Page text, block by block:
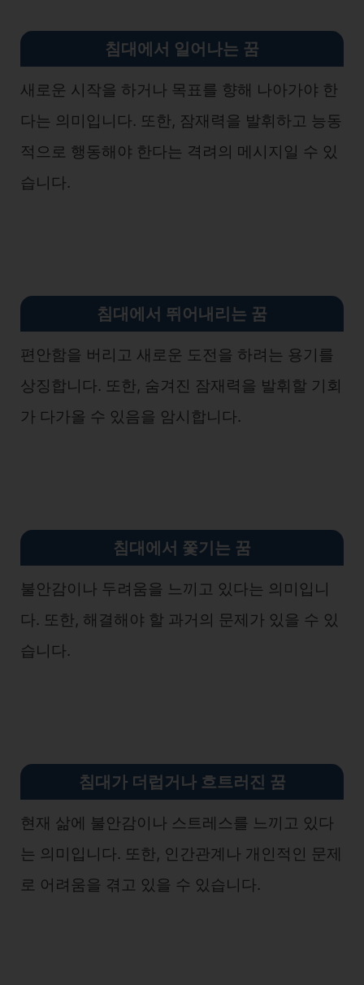
침대에서 일어나는 꿈
새로운 시작을 하거나 목표를 향해 나아가야 한
다는 의미입니다. 또한, 잠재력을 발휘하고 능동
적으로 행동해야 한다는 격려의 메시지일 수 있
습니다.
침대에서 뛰어내리는 꿈
편안함을 버리고 새로운 도전을 하려는 용기를
상징합니다. 또한, 숨겨진 잠재력을 발휘할 기회
가 다가올 수 있음을 암시합니다.
침대에서 쫓기는 꿈
불안감이나 두려움을 느끼고 있다는 의미입니
다. 또한, 해결해야 할 과거의 문제가 있을 수 있
습니다.
침대가 더럽거나 흐트러진 꿈
현재 삶에 불안감이나 스트레스를 느끼고 있다
는 의미입니다. 또한, 인간관계나 개인적인 문제
로 어려움을 겪고 있을 수 있습니다.